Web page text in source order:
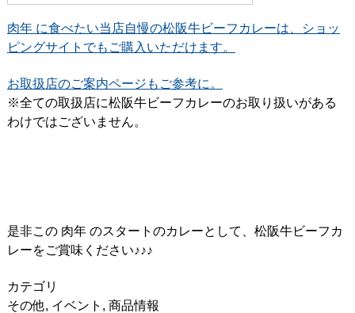
肉年 に食べたい当店自慢の松阪牛ビーフカレーは、ショッ
ピングサイトでもご購入いただけます。
お取扱店のご案内ページもご参考に。
※全ての取扱店に松阪牛ビーフカレーのお取り扱いがある
わけではございません。
是非この 肉年 のスタートのカレーとして、松阪牛ビーフカ
レーをご賞味ください♪♪♪
カテゴリ
その他, イベント , 商品情報